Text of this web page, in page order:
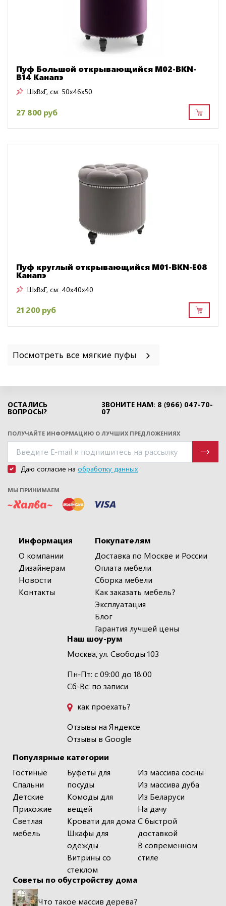
Пуф Большой открывающийся M02-BKN-
B14 Канапэ
ШxВxГ, см: 50x46x50
27 800 руб
Пуф круглый открывающийся M01-BKN-E08
Канапэ
ШxВxГ, см: 40x40x40
21 200 руб
Посмотреть все мягкие пуфы
ОСТАЛИСЬ
ВОПРОСЫ?
ЗВОНИТЕ НАМ: 8 (966) 047-70-
07
ПОЛУЧАЙТЕ ИНФОРМАЦИЮ О ЛУЧШИХ ПРЕДЛОЖЕНИЯХ
Даю согласие на обработку данных
МЫ ПРИНИМАЕМ
Информация
О компании
Дизайнерам
Новости
Контакты
Популярные категории
Гостиные
Спальни
Детские
Прихожие
Светлая
мебель
Буфеты для
посуды
Комоды для
вещей
Кровати для дома
Шкафы для
одежды
Витрины со
стеклом
Из массива сосны
Из массива дуба
Из Беларуси
На дачу
С быстрой
доставкой
В современном
стиле
Покупателям
Доставка по Москве и России
Оплата мебели
Сборка мебели
Как заказать мебель?
Эксплуатация
Блог
Гарантия лучшей цены
Наш шоу-рум
Москва, ул. Свободы 103
Пн-Пт: с 09:00 до 18:00
Сб-Вс: по записи
как проехать?
Отзывы на Яндексе
Отзывы в Google
Советы по обустройству дома
Что такое массив дерева?